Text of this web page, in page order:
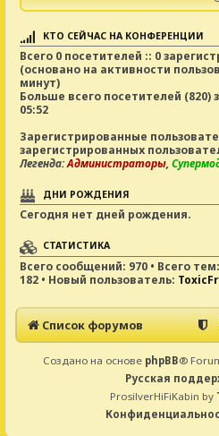
КТО СЕЙЧАС НА КОНФЕРЕНЦИИ
Всего 0 посетителей :: 0
(основано на активности
минут)
Больше всего посетителей (820)
05:52
Зарегистрированные
зарегистрированных
Легенда:Администраторы,
ДНИ РОЖДЕНИЯ
Сегодня нет дней рождения.
СТАТИСТИКА
Всего сообщений: 970 • Всего тем:
182 • Новый пользователь:
Список форумов
Создано на основе phpBB®
Русская
ProsilverHiFiKabin by